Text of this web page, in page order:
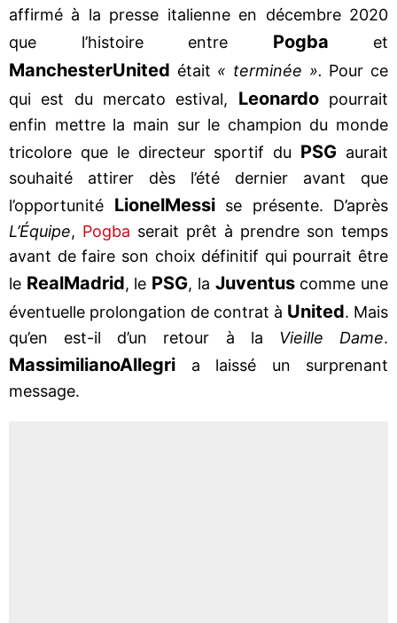
affirmé à la presse italienne en décembre 2020
que l’histoire entre Pogba et
ManchesterUnited était « terminée ». Pour ce
qui est du mercato estival, Leonardopourrait
enfin mettre la main sur le champion du monde
tricolore que le directeur sportif du PSG aurait
souhaité attirer dès l’été dernier avant que
l’opportunité LionelMessise présente. D’après
L’Équipe, Pogba serait prêt à prendre son temps
avant de faire son choix définitif qui pourrait être
le RealMadrid, le PSG, la Juventuscomme une
éventuelle prolongation de contrat à United. Mais
qu’en est-il d’un retour à la
Vieille Dame.
MassimilianoAllegri a laissé un surprenant
message.